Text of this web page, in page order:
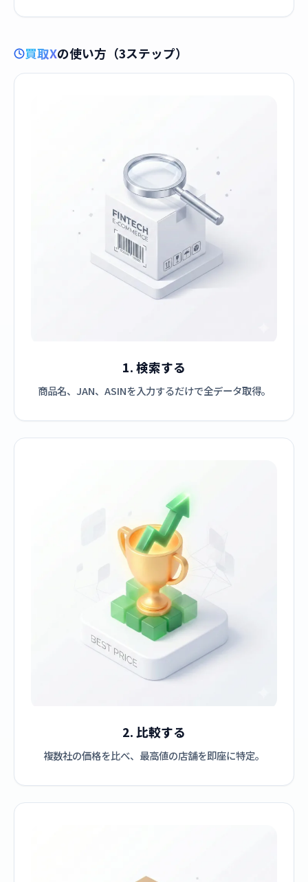
買取Xの使い方（3ステップ）
1. 検索する
商品名、JAN、ASINを入力するだけで全データ取得。
2. 比較する
複数社の価格を比べ、最高値の店舗を即座に特定。